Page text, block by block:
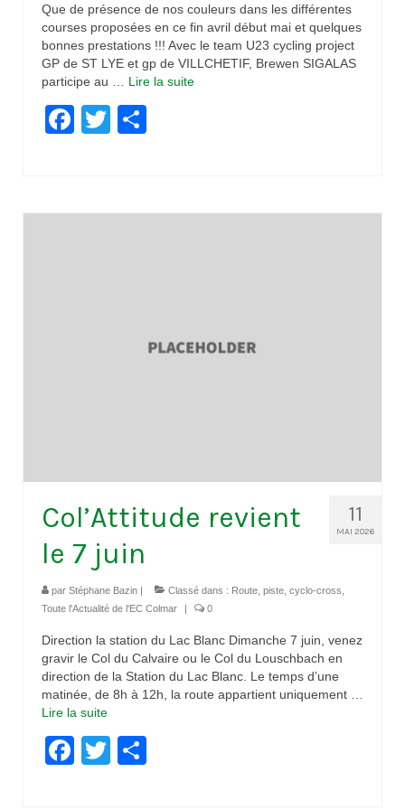
Que de présence de nos couleurs dans les différentes
courses proposées en ce fin avril début mai et quelques
bonnes prestations !!! Avec le team U23 cycling project
GP de ST LYE et gp de VILLCHETIF, Brewen SIGALAS
participe au … Lire la suite­­
Facebook
Twitter
11
MAI 2026
Col’Attitude revient
le 7 juin
par Stéphane Bazin | Classé dans : Route, piste, cyclo-cross
Toute l'Actualité de l'EC Colmar
| 0
Direction la station du Lac Blanc Dimanche 7 juin, venez
gravir le Col du Calvaire ou le Col du Louschbach en
direction de la Station du Lac Blanc. Le temps d’une
matinée, de 8h à 12h, la route appartient uniquement …
Lire la suite­­
Facebook
Twitter